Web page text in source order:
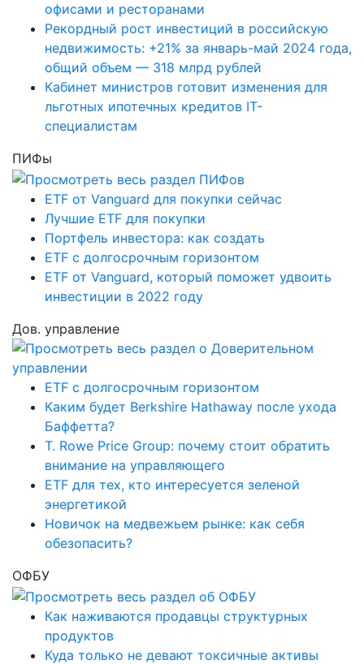
офисами и ресторанами
Рекордный рост инвестиций в российскую
недвижимость: +21% за январь-май 2024 года,
общий объем — 318 млрд рублей
Кабинет министров готовит изменения для
льготных ипотечных кредитов IT-
специалистам
ПИФы
ETF от Vanguard для покупки сейчас
Лучшие ETF для покупки
Портфель инвестора: как создать
ETF с долгосрочным горизонтом
ETF от Vanguard, который поможет удвоить
инвестиции в 2022 году
Дов. управление
ETF с долгосрочным горизонтом
Каким будет Berkshire Hathaway после ухода
Баффетта?
T. Rowe Price Group: почему стоит обратить
внимание на управляющего
ETF для тех, кто интересуется зеленой
энергетикой
Новичок на медвежьем рынке: как себя
обезопасить?
ОФБУ
Как наживаются продавцы структурных
продуктов
Куда только не девают токсичные активы